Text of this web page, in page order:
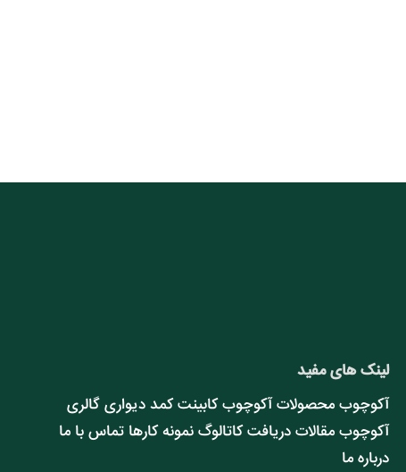
لینک های مفید
آکوچوبمحصولات آکوچوبکابینتکمد دیواریگالری
آکوچوبمقالاتدریافت کاتالوگنمونه کارها تماس با ما
درباره ما